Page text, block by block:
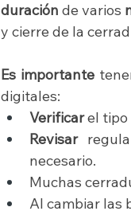
duración de varios
y cierre de la
Es importante
digitales:
Verificar el tipo
Revisar
necesario.
Muchas
Al cambiar las